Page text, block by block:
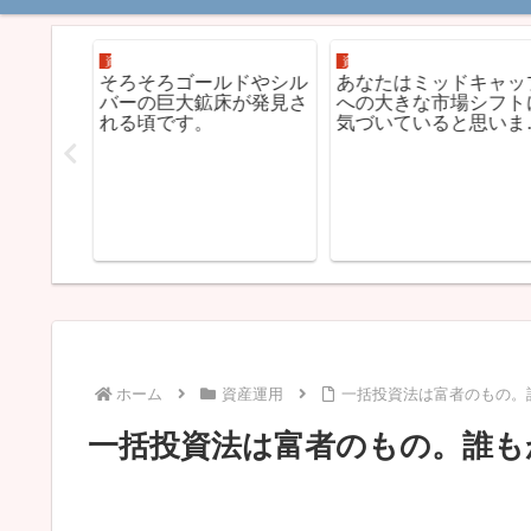
資産運用
そろそろゴールドやシル
バーの巨大鉱床が発見さ
れる頃です。
資産運用
あなたはミッドキャッ
への大きな市場シフト
気づいていると思いま
ホーム 資産運用 一括投資法は富者のもの
一括投資法は富者のもの。誰